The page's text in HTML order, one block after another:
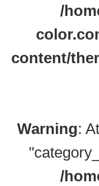
/
content/
Warning:
/